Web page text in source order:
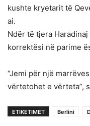
kushte kryetarit të
ai.
Ndër të tjera
korrektësi në parime
“Jemi për një
vërtetohet e vërteta”,
ETIKETIMET Berlini